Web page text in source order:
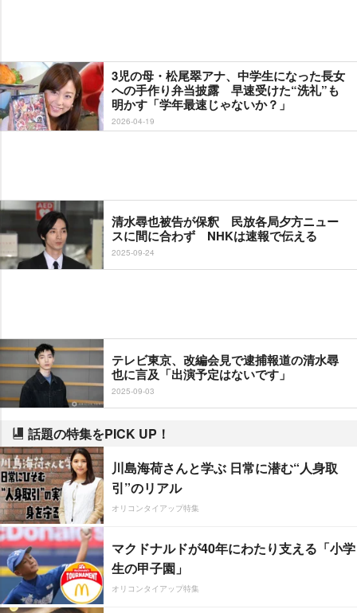
3児の母・松尾翠アナ、中学生になった長女
への手作り弁当披露 早速受けた“洗礼”も
明かす「学年最速じゃないか？」
2026-04-19
清水尋也被告が保釈 民放各局夕方ニュー
スに間に合わず NHKは速報で伝える
2025-09-24
テレビ東京、改編会見で逮捕報道の清水尋
也に言及「出演予定はないです」
2025-09-03
話題の特集をPICK UP！
川島海荷さんと学ぶ 日常に潜む“人身取
引”のリアル
オリコンタイアップ特集
マクドナルドが40年にわたり支える「小学
生の甲子園」
オリコンタイアップ特集